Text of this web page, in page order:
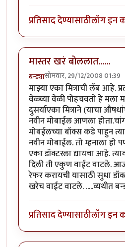
प्रतिसाद देण्यासाठीलॉग इन
मास्तर खरं बोललात......
बन्ड्यासोमवार, 29/12/2008 01:39
माझ्या एका मित्राची लॅब आहे.
वेळ्च्या वेळी पोहचवतो हे मला
दुसर्याएका मित्राने (याचा
नवीन मोबाईल आणला
मोबईलच्या बॉक्स कडे पाहुन
नवीन मोबाईल. तो म्हनाला हो
एका डॉक्टरला द्यायचा आहे.
दिली ती एकुण वाईट वाटले.
रेफर करायची यासाठी सुधा
खरेच वाईट वाटले. .....व्यथीत
प्रतिसाद देण्यासाठीलॉग इन